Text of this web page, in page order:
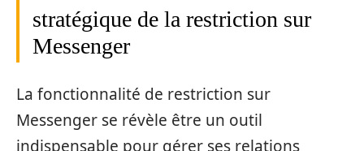
stratégique de la restriction sur
Messenger
La fonctionnalité de restriction sur
Messenger se révèle être un outil
indispensable pour gérer ses relations